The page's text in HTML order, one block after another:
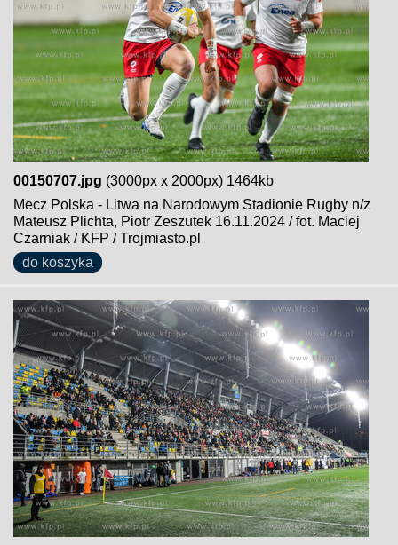
00150707.jpg (3000px x 2000px) 1464kb
Mecz Polska - Litwa na Narodowym Stadionie Rugby n/z
Mateusz Plichta, Piotr Zeszutek 16.11.2024 / fot. Maciej
Czarniak / KFP / Trojmiasto.pl
do koszyka